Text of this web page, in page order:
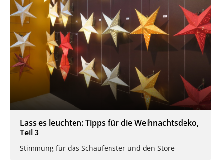
Lass es leuchten: Tipps für die Weihnachtsdeko,
Teil 3
Stimmung für das Schaufenster und den Store